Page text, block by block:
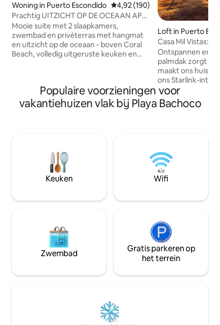
Woning in Puerto Escondido Gemiddelde beoordeling van
4,92 (190)
Prachtig UITZICHT OP DE OCEAAN APT
5 (snelle glasvezel WIFI)
Mooie suite met 2 slaapkamers,
zwembad en privéterras met hangmat
en uitzicht op de oceaan - boven Coral
Beach, volledig uitgeruste keuken en
lijn en modem voor het appartement.
Op loopafstand van Coral Beach (ideaal
om te zwemmen en snorkelen),
coffeeshops, gezondheidswinkels,
handige winkels en boetieks.
Loft in Puerto
Casa Mil Vistas:
Nature
Ontspannen en
palmdak zorgt
maakt ons huis
ons Starlink-
om te werken Modern en natuur Geniet
van een
leven met een
markt,
vriendelijke
om het huis heen. PM ME VOOR MEER
TIPP 's
Populaire voorzieningen voor
vakantiehuizen vlak bij Playa Bachoco
Keuken Wifi
Zwembad
Gratis parkeren op
het terrein